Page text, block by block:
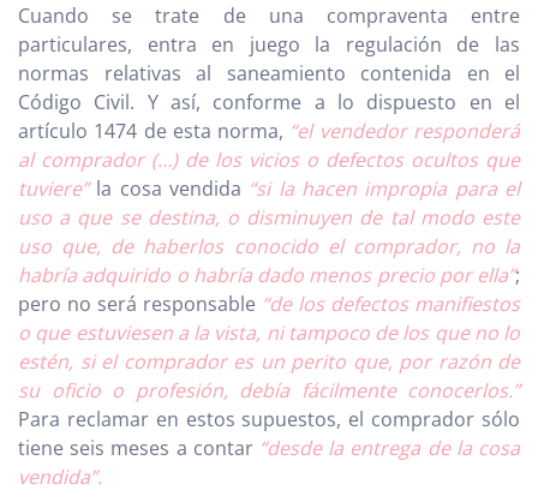
Cuando se trate de una compraventa entre
particulares, entra en juego la regulación de las
normas relativas al saneamiento contenida en el
Código Civil. Y así, conforme a lo dispuesto en el
artículo 1474 de esta norma, “el vendedor responderá
al comprador (…) de los vicios o defectos ocultos que
tuviere”la cosa vendida “si la hacen impropia para el
uso a que se destina, o disminuyen de tal modo este
uso que, de haberlos conocido el comprador, no la
habría adquirido o habría dado menos precio por ella”;
pero no será responsable “de los defectos manifiestos
o que estuviesen a la vista, ni tampoco de los que no lo
estén, si el comprador es un perito que, por razón de
su oficio o profesión, debía fácilmente conocerlos.”
Para reclamar en estos supuestos, el comprador sólo
tiene seis meses a contar “desde la entrega de la cosa
vendida”.